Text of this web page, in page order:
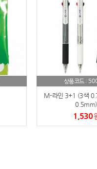
상품코드 :
M-라인 3+1 (3색
0.5mm)
1,530